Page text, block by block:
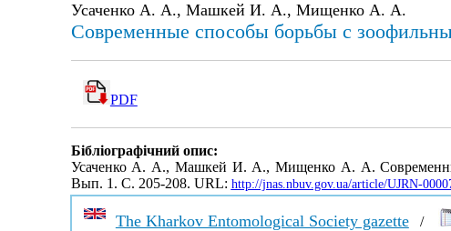
Усаченко А. А., Машкей И. А., Мищенко А. А.
Современные способы борьбы с
PDF
Бібліографічний опис:
Усаченко А. А., Машкей И. А., Мищенко А. А.
Вып. 1. С. 205-208. URL: http://jnas.nbuv.gov.ua/article/UJRN-
The Kharkov Entomological Society gazette/